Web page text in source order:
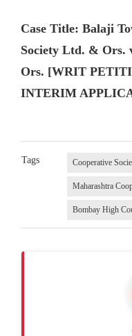
Case Title: Balaji
Society Ltd. & Ors.
Ors. [WRIT
INTERIM
Tags Cooperative
Maharashtra
Bombay High